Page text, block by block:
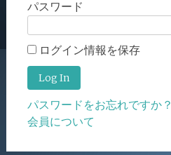
パスワード
ログイン情報を保存
パスワードをお忘れですか？
会員について